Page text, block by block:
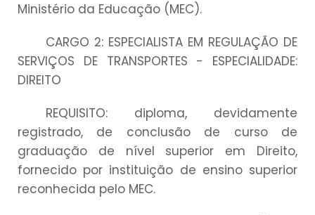
Ministério da Educação (MEC).
CARGO 2: ESPECIALISTA EM REGULAÇÃO DE
SERVIÇOS DE TRANSPORTES - ESPECIALIDADE:
DIREITO
REQUISITO: diploma, devidamente
registrado, de conclusão de curso de
graduação de nível superior em Direito,
fornecido por instituição de ensino superior
reconhecida pelo MEC.